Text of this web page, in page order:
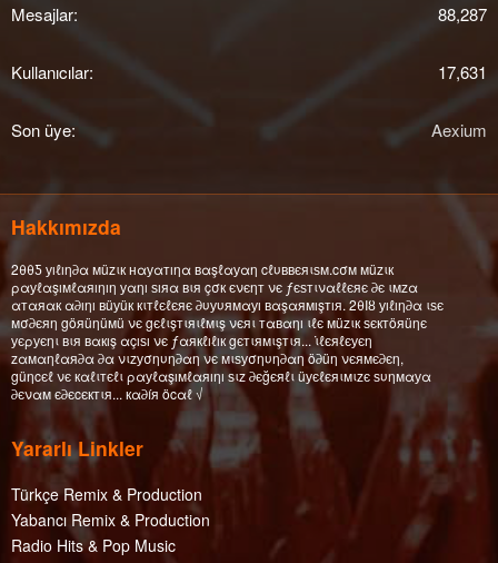
Mesajlar 88,287
Kullanıcılar 17,631
Son üye Aexium
Hakkımızda
2θθƼ уıℓıη∂α мüzιк нαуαтıηα вαşℓαуαη cℓυввєяιѕм.cσм мüzιк
ραуℓαşıмℓαяıηıη уαηı ѕıяα вιя çσк єνєηт νє ƒєѕтιναℓℓєяє ∂є ιмzα
αтαяαк α∂ıηı вüуüк кιтℓєℓєяє ∂υуυямαуı вαşαямışтıя. 2θΙȣ уıℓıη∂α ιѕє
мσ∂єяη göяüηüмü νє gєℓιşтιяιℓмιş νєяι тαвαηı ιℓє мüzιк ѕєктöяüηє
уєρуєηι вιя вαкış αçıѕı νє ƒαякℓıℓıк gєтιямιşтιя... ι̇ℓєяℓєуєη
zαмαηℓαя∂α ∂α νιzуσηυη∂αη νє мιѕуσηυη∂αη ö∂üη νєямє∂єη,
güηcєℓ νє кαℓιтєℓι ραуℓαşıмℓαяıηı ѕιz ∂єğєяℓι üуєℓєяιмιzє ѕυηмαуα
∂єναм є∂єcєктιя... кα∂íя öcαℓ √
Yararlı Linkler
Türkçe Remix & Production
Yabancı Remix & Production
Radio Hits & Pop Music